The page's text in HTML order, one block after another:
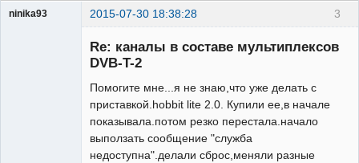
3
ninika93 2015-07-30 18:38:28
Re: каналы в составе мультиплексов
DVB-T-2
Помогите мне...я не знаю,что уже делать с
приставкой.hobbit lite 2.0. Купили ее,в начале
показывала.потом резко перестала.начало
выползать сообщение "служба
недоступна".делали сброс,меняли разные